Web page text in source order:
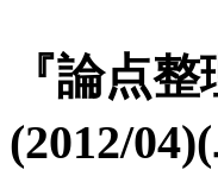
『論点
(2012/